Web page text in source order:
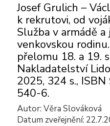
Josef Grulich –
k rekrutovi, od
Služba v armádě a
venkovskou
přelomu 18. a 19.
Nakladatelství
2025, 324 s.,
540-6.
Autor: Věra Slováková
Datum zveřejnění: